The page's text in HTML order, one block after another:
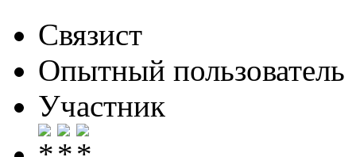
Связист
Опытный пользователь
Участник